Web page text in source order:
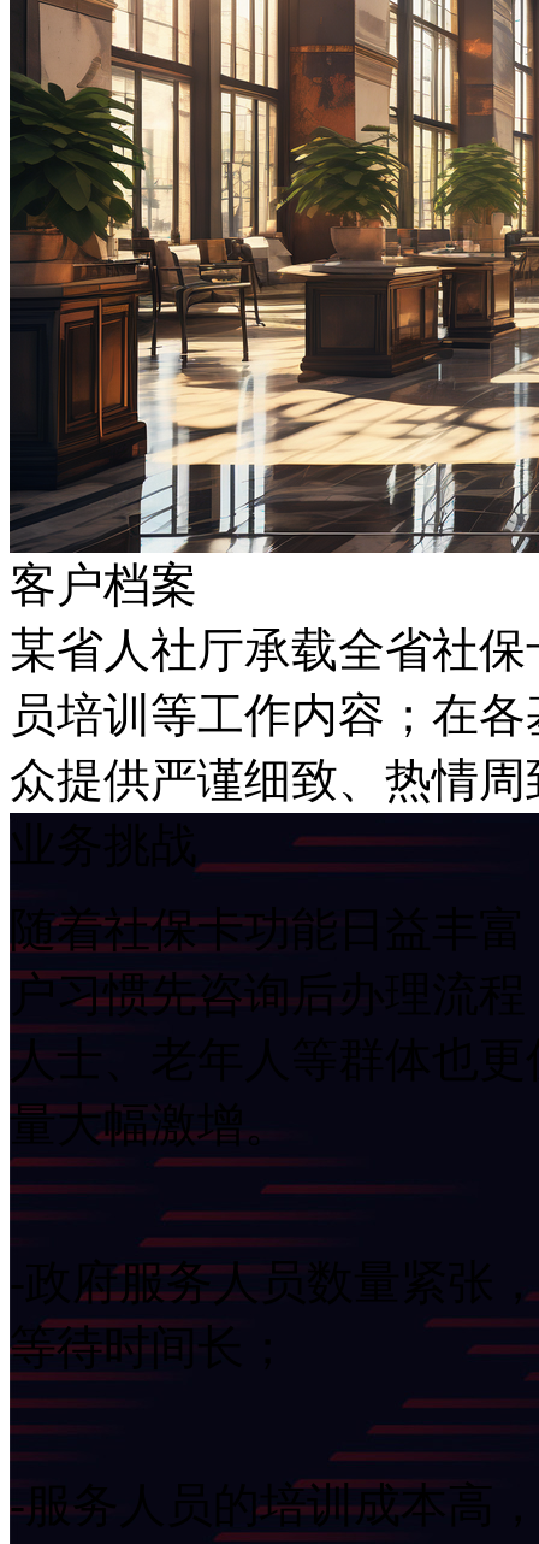
客户档案
某省人社厅承载全省社保卡
员培训等工作内容；在各
众提供严谨细致、热情
随着社保卡功能日益丰富
户习惯先咨询后办理流
人士、老年人等群体也
量大幅激增。
-政府服务人员数量紧张
等待时间长；
-服务人员的培训成本高